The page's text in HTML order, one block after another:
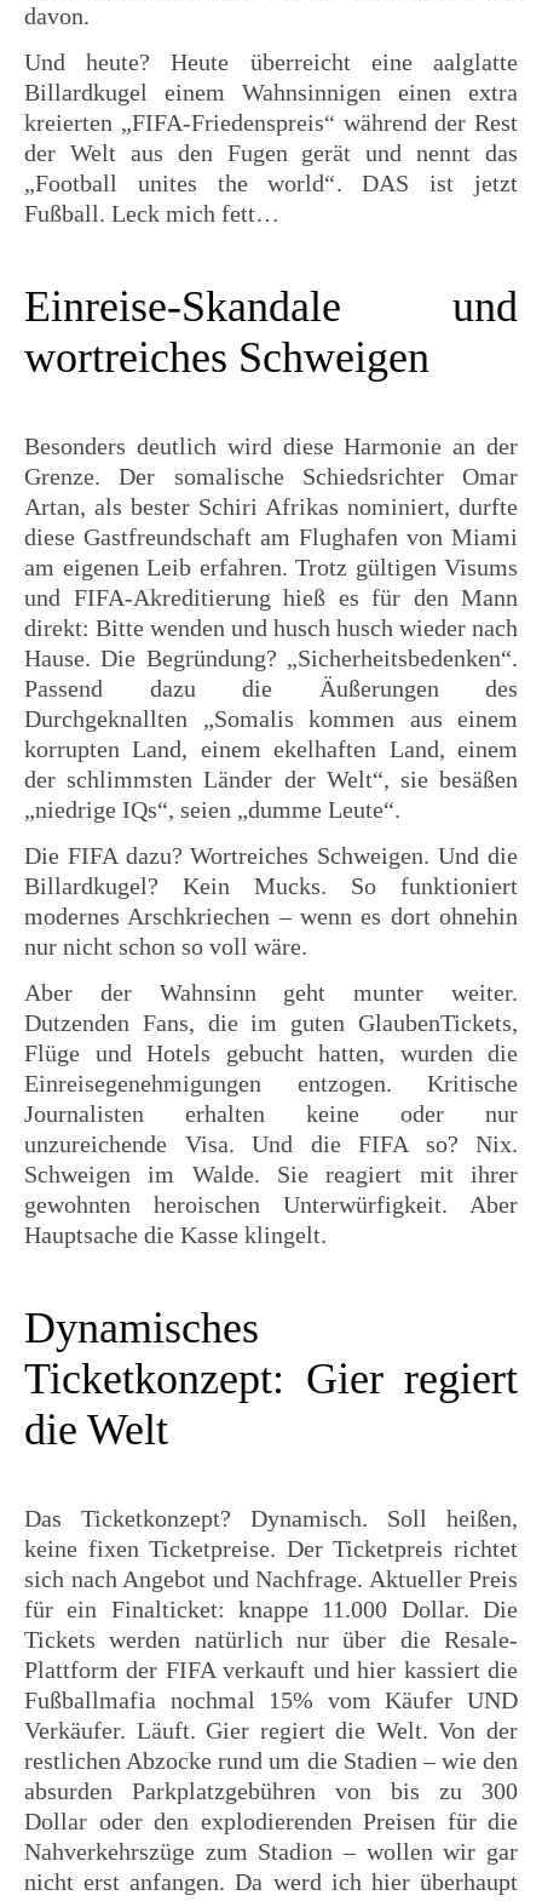
davon.
Und heute? Heute überreicht eine aalglatte
Billardkugel einem Wahnsinnigen einen extra
kreierten „FIFA-Friedenspreis“ während der Rest
der Welt aus den Fugen gerät und nennt das
„Football unites the world“. DAS ist jetzt
Fußball. Leck mich fett…
Einreise-Skandale und
wortreiches Schweigen
Besonders deutlich wird diese Harmonie an der
Grenze. Der somalische Schiedsrichter Omar
Artan, als bester Schiri Afrikas nominiert, durfte
diese Gastfreundschaft am Flughafen von Miami
am eigenen Leib erfahren. Trotz gültigen Visums
und FIFA-Akreditierung hieß es für den Mann
direkt: Bitte wenden und husch husch wieder nach
Hause. Die Begründung? „Sicherheitsbedenken“.
Passend dazu die Äußerungen des
Durchgeknallten „Somalis kommen aus einem
korrupten Land, einem ekelhaften Land, einem
der schlimmsten Länder der Welt“, sie besäßen
„niedrige IQs“, seien „dumme Leute“.
Die FIFA dazu? Wortreiches Schweigen. Und die
Billardkugel? Kein Mucks. So funktioniert
modernes Arschkriechen – wenn es dort ohnehin
nur nicht schon so voll wäre.
Aber der Wahnsinn geht munter weiter.
Dutzenden Fans, die im guten GlaubenTickets,
Flüge und Hotels gebucht hatten, wurden die
Einreisegenehmigungen entzogen. Kritische
Journalisten erhalten keine oder nur
unzureichende Visa. Und die FIFA so? Nix.
Schweigen im Walde. Sie reagiert mit ihrer
gewohnten heroischen Unterwürfigkeit. Aber
Hauptsache die Kasse klingelt.
Dynamisches
Ticketkonzept: Gier regiert
die Welt
Das Ticketkonzept? Dynamisch. Soll heißen,
keine fixen Ticketpreise. Der Ticketpreis richtet
sich nach Angebot und Nachfrage. Aktueller Preis
für ein Finalticket: knappe 11.000 Dollar. Die
Tickets werden natürlich nur über die Resale-
Plattform der FIFA verkauft und hier kassiert die
Fußballmafia nochmal 15% vom Käufer UND
Verkäufer. Läuft. Gier regiert die Welt. Von der
restlichen Abzocke rund um die Stadien – wie den
absurden Parkplatzgebühren von bis zu 300
Dollar oder den explodierenden Preisen für die
Nahverkehrszüge zum Stadion – wollen wir gar
nicht erst anfangen. Da werd ich hier überhaupt